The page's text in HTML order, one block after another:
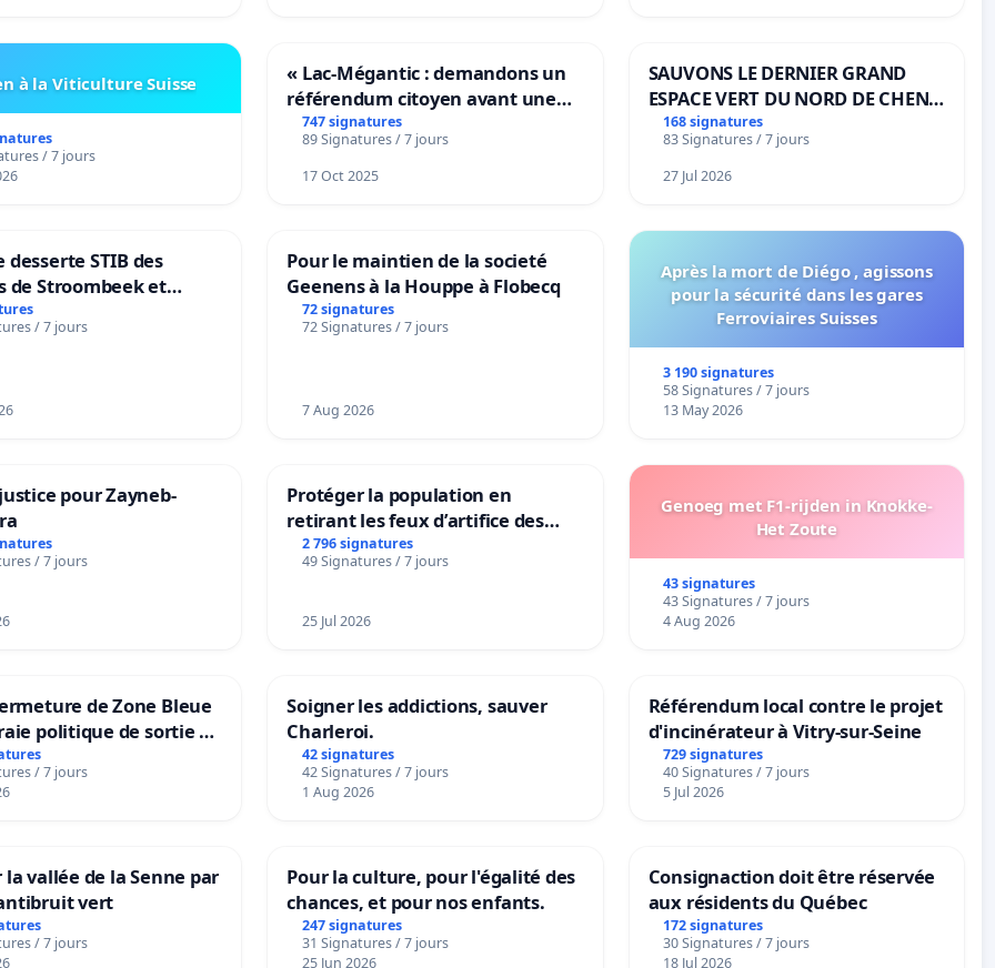
à la Viticulture Suisse
/ 7 jours
« Lac-Mégantic : demandons un
référendum citoyen avant une
transformation irréversible de
notre territoire »
747 signatures
89 Signatures / 7 jours
17 Oct 2025
SAUVONS LE DERNIER GRAND
ESPACE VERT DU NORD DE CHENE-
BOUGERIES
168 signatures
83 Signatures / 7 jours
27 Jul 2026
desserte STIB des
de Stroombeek et
Voor een MIVB-
van de wijken
/ 7 jours
Pour le maintien de la societé
Geenens à la Houppe à Flobecq
72 signatures
72 Signatures / 7 jours
7 Aug 2026
Après la mort de Diégo , agissons
pour la sécurité dans les gares
Ferroviaires Suisses
3 190 signatures
58 Signatures / 7 jours
13 May 2026
pour Zayneb-
/ 7 jours
Protéger la population en
retirant les feux d’artifice des
rayons
2 796 signatures
49 Signatures / 7 jours
25 Jul 2026
Genoeg met F1-rijden in Knokke-
Het Zoute
43 signatures
43 Signatures / 7 jours
4 Aug 2026
de Zone Bleue
politique de sortie de
/ 7 jours
Soigner les addictions, sauver
Charleroi.
42 signatures
42 Signatures / 7 jours
1 Aug 2026
Référendum local contre le projet
d'incinérateur à Vitry-sur-Seine
729 signatures
40 Signatures / 7 jours
5 Jul 2026
la vallée de la Senne par
vert
/ 7 jours
Pour la culture, pour l'égalité des
chances, et pour nos enfants.
247 signatures
31 Signatures / 7 jours
25 Jun 2026
Consignaction doit être réservée
aux résidents du Québec
172 signatures
30 Signatures / 7 jours
18 Jul 2026